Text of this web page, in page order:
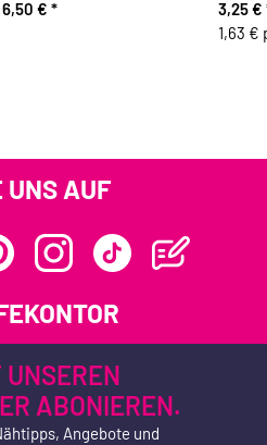
6,50 € *
3,25 €
1,63 €
UNS AUF
ABONIEREN.
Angebote und